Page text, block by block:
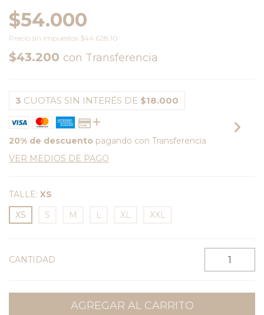
$54.000
Precio sin impuestos $44.628,10
$43.200 con Transferencia
3 CUOTAS SIN INTERÉS DE $18.000
20% de descuento pagando con Transferencia
VER MEDIOS DE PAGO
TALLE: XS
XS
S M L XL XXL
CANTIDAD